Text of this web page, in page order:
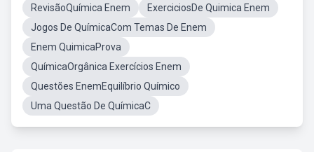
RevisãoQuímica Enem
ExerciciosDe Quimica Enem
Jogos De QuímicaCom Temas De Enem
Enem QuimicaProva
QuímicaOrgânica Exercícios Enem
Questões EnemEquilíbrio Químico
Uma Questão De QuímicaC